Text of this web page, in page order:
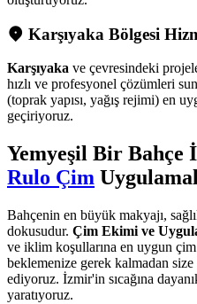
Karşıyaka Bölgesi
Karşıyaka ve çevresindeki
hızlı ve profesyonel çözümleri
(toprak yapısı, yağış rejimi) en
geçiriyoruz.
Yemyeşil Bir Bahçe
Rulo Çim
Bahçenin en büyük makyajı,
dokusudur. Çim Ekimi ve
ve iklim koşullarına en uygun
beklemenize gerek kalmadan
ediyoruz. İzmir'in sıcağına
yaratıyoruz.